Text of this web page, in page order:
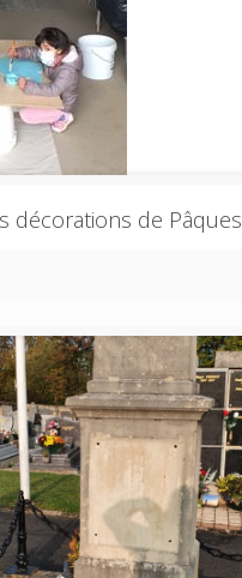
décorations de Pâques